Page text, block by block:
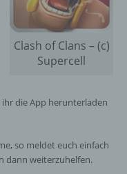
Clash of Clans – (c)
Supercell
ihr die App herunterladen
so meldet euch einfach
dann weiterzuhelfen.